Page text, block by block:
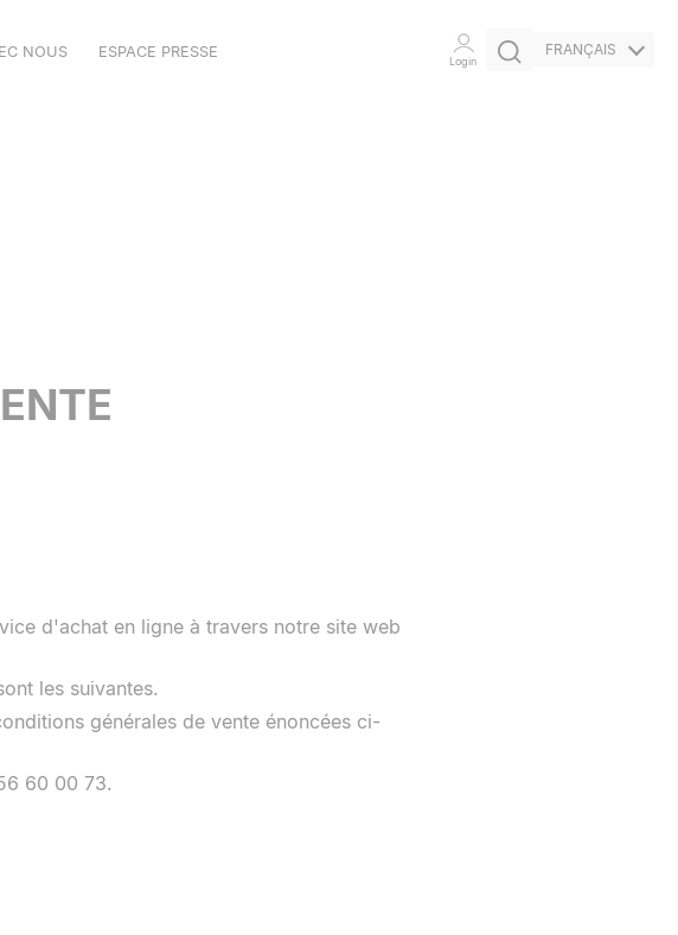
NOUS ESPACE PRESSE
Login
FRANÇAIS
d'achat en ligne à travers notre site web
les suivantes.
générales de vente énoncées ci-
60 00 73.